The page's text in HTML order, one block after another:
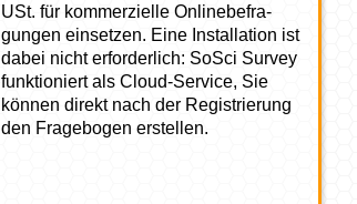
USt. für kommerzielle Online­be­fra­
gun­gen einsetzen. Eine Installation ist
dabei nicht erforderlich: SoSci Survey
funktioniert als Cloud-Service, Sie
können direkt nach der Registrierung
den Fragebogen erstellen.